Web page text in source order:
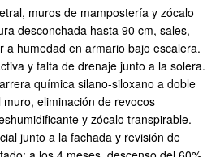
muros de mampostería y zócalo
desconchada hasta 90 cm, sales,
a humedad en armario bajo escalera.
y falta de drenaje junto a la solera.
química silano-siloxano a doble
eliminación de revocos
y zócalo transpirable.
junto a la fachada y revisión de